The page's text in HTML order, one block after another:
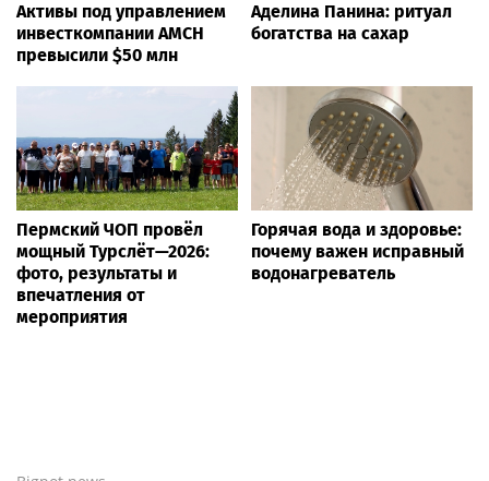
Активы под управлением
инвесткомпании AMCH
превысили $50 млн
Аделина Панина: ритуал
богатства на сахар
Пермский ЧОП провёл
мощный Турслёт—2026:
фото, результаты и
впечатления от
мероприятия
Горячая вода и здоровье:
почему важен исправный
водонагреватель